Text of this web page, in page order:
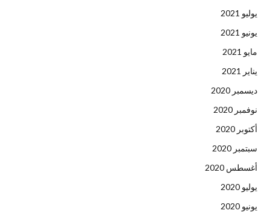
يوليو 2021
يونيو 2021
مايو 2021
يناير 2021
ديسمبر 2020
نوفمبر 2020
أكتوبر 2020
سبتمبر 2020
أغسطس 2020
يوليو 2020
يونيو 2020